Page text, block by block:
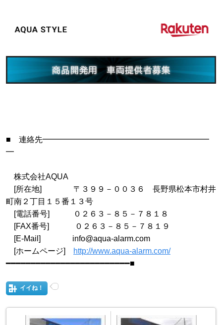
■ 連絡先━━━━━━━━━━━━━━━━━━━━━
━
株式会社AQUA
[所在地] 〒３９９－００３６ 長野県松本市村井
町南２丁目１５番１３号
[電話番号] ０２６３－８５－７８１８
[FAX番号] ０２６３－８５－７８１９
[E-Mail] info@aqua-alarm.com
[ホームページ]
http://www.aqua-alarm.com/
━━━━━━━━━━━━━━━━━━━━━━━━━■
イイね！